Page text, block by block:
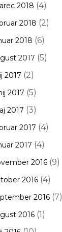
2018 (4)
2018 (2)
2018 (6)
2017 (5)
2017 (2)
2017 (5)
2017 (3)
2017 (4)
2017 (4)
2016(9)
2016(4)
2016(7)
2016(1)